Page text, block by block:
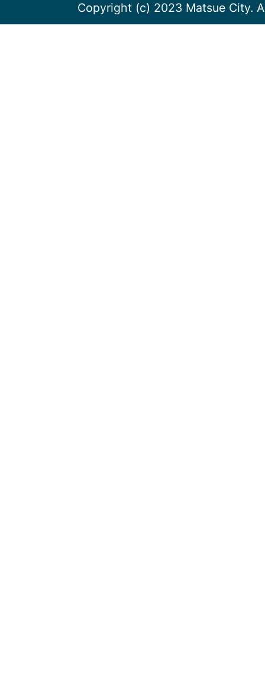
Copyright (c) 2023 Matsue City.